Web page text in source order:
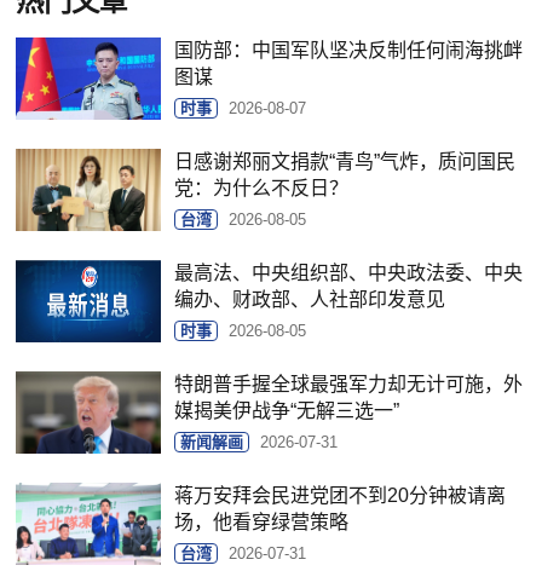
国防部：中国军队坚决反制任何闹海挑衅
图谋
时事 2026-08-07
日感谢郑丽文捐款“青鸟”气炸，质问国民
党：为什么不反日？
台湾 2026-08-05
最高法、中央组织部、中央政法委、中央
编办、财政部、人社部印发意见
时事 2026-08-05
特朗普手握全球最强军力却无计可施，外
媒揭美伊战争“无解三选一”
新闻解画 2026-07-31
蒋万安拜会民进党团不到20分钟被请离
场，他看穿绿营策略
台湾 2026-07-31